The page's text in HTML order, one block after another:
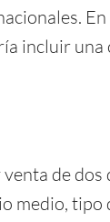
En
incluir una
de dos
medio, tipo